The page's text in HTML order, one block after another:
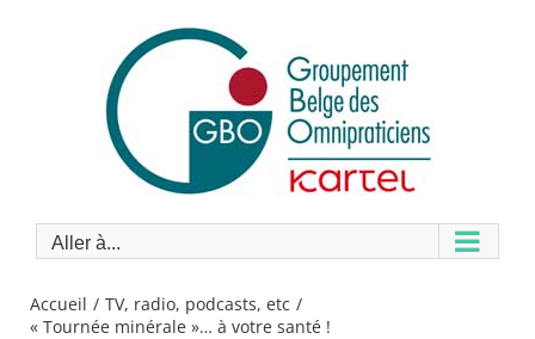
Aller à...
Accueil
TV, radio, podcasts, etc
« Tournée minérale »… à votre santé !